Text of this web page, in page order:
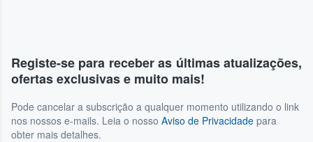
Registe-se para receber as últimas atualizações,
ofertas exclusivas e muito mais!
Pode cancelar a subscrição a qualquer momento utilizando o link
nos nossos e-mails. Leia o nosso Aviso de Privacidade para
obter mais detalhes.